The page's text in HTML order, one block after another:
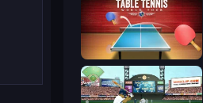
Table Tennis World Tour